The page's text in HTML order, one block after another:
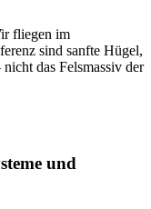
fliegen im
sind sanfte Hügel,
das Felsmassiv der
und